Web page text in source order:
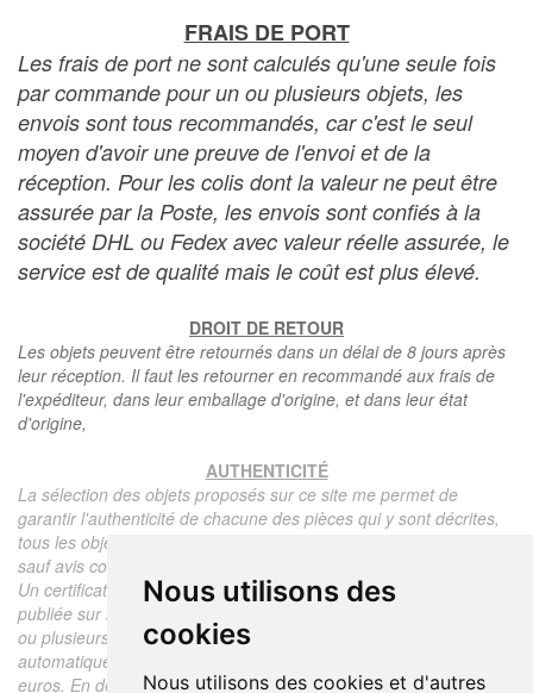
Nous utilisons des
cookies
Nous utilisons des cookies et d'autres
FRAIS DE PORT
Les frais de port ne sont calculés qu'une seule fois
par commande pour un ou plusieurs objets, les
envois sont tous recommandés, car c'est le seul
moyen d'avoir une preuve de l'envoi et de la
réception. Pour les colis dont la valeur ne peut être
assurée par la Poste, les envois sont confiés à la
société DHL ou Fedex avec valeur réelle assurée, le
service est de qualité mais le coût est plus élevé.
DROIT DE RETOUR
Les objets peuvent être retournés dans un délai de 8 jours après
leur réception. Il faut les retourner en recommandé aux frais de
l'expéditeur, dans leur emballage d'origine, et dans leur état
d'origine,
AUTHENTICITÉ
La sélection des objets proposés sur ce site me permet de
garantir l'authenticité de chacune des pièces qui y sont décrites,
tous les objets proposés sont garantis d'époque et authentiques,
sauf avis contraire ou restriction dans la description.
Un certificat d'authenticité de l'objet reprenant la description
publiée sur le site, l'époque, le prix de vente, accompagné d'une
ou plusieurs photographies en couleurs est communiqué
automatiquement pour tout objet dont le prix est supérieur à 130
euros. En dessous de ce prix chaque certificat est facturé 5